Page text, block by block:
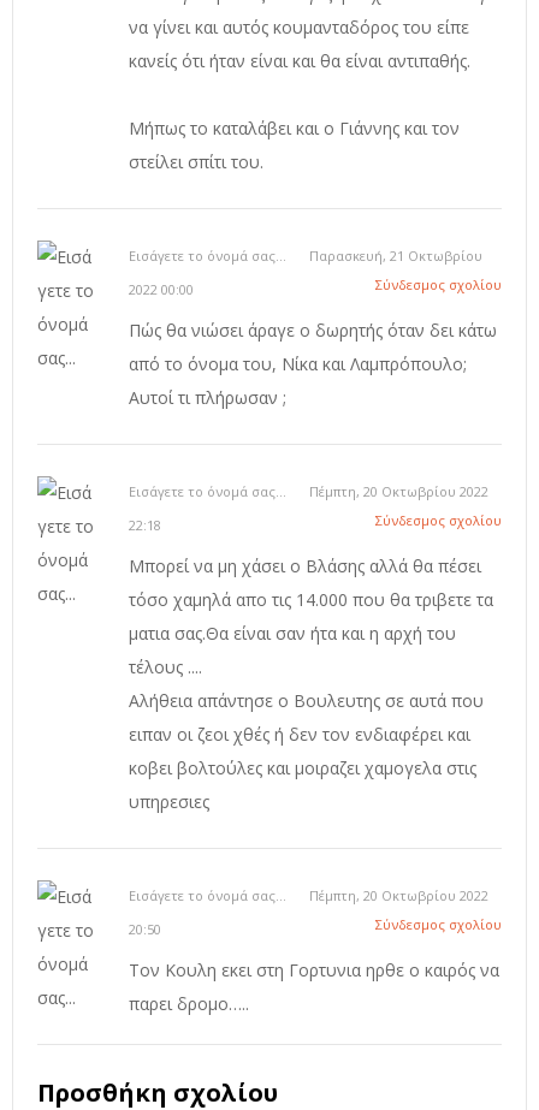
να γίνει και αυτός κουμανταδόρος του είπε
κανείς ότι ήταν είναι και θα είναι αντιπαθής.
Μήπως το καταλάβει και ο Γιάννης και τον
στείλει σπίτι του.
Εισάγετε το όνομά σας...
Παρασκευή, 21 Οκτωβρίου
2022 00:00
Σύνδεσμος σχολίου
Πώς θα νιώσει άραγε ο δωρητής όταν δει κάτω
από το όνομα του, Νίκα και Λαμπρόπουλο;
Αυτοί τι πλήρωσαν ;
Εισάγετε το όνομά σας...
Πέμπτη, 20 Οκτωβρίου 2022
22:18
Σύνδεσμος σχολίου
Μπορεί να μη χάσει ο Βλάσης αλλά θα πέσει
τόσο χαμηλά απο τις 14.000 που θα τριβετε τα
ματια σας.Θα είναι σαν ήτα και η αρχή του
τέλους ....
Αλήθεια απάντησε ο Βουλευτης σε αυτά που
ειπαν οι ζεοι χθές ή δεν τον ενδιαφέρει και
κοβει βολτούλες και μοιραζει χαμογελα στις
υπηρεσιες
Εισάγετε το όνομά σας...
Πέμπτη, 20 Οκτωβρίου 2022
20:50
Σύνδεσμος σχολίου
Τον Κουλη εκει στη Γορτυνια ηρθε ο καιρός να
παρει δρομο…..
Προσθήκη σχολίου